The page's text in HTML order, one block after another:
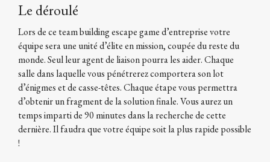
Le déroulé
Lors de ce team building escape game d’entreprise votre
équipe sera une unité d’élite en mission, coupée du reste du
monde. Seul leur agent de liaison pourra les aider. Chaque
salle dans laquelle vous pénétrerez comportera son lot
d’énigmes et de casse-têtes. Chaque étape vous permettra
d’obtenir un fragment de la solution finale. Vous aurez un
temps imparti de 90 minutes dans la recherche de cette
dernière. Il faudra que votre équipe soit la plus rapide possible
!